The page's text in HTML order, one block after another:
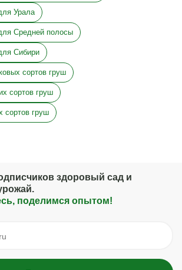
Урала
Средней полосы
Сибири
сортов груш
сортов груш
сортов груш
здоровый сад и
поделимся опытом!